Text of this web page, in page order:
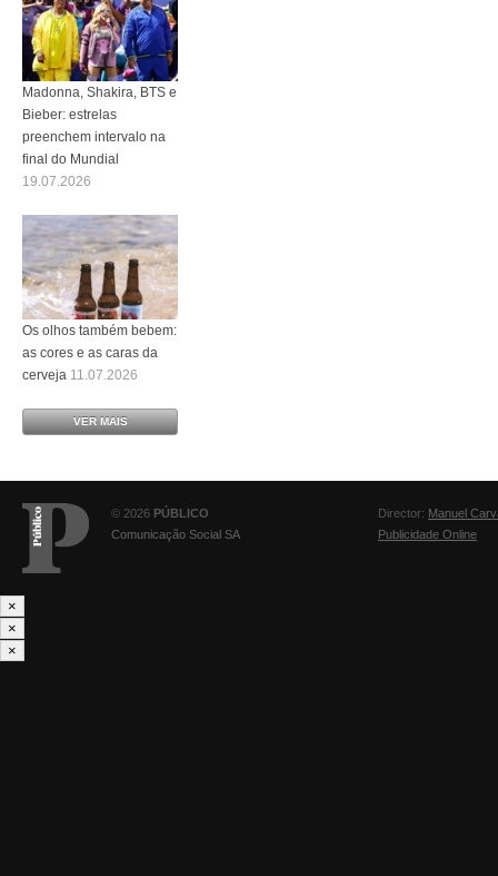
Madonna, Shakira, BTS e
Bieber: estrelas
preenchem intervalo na
final do Mundial
19.07.2026
Os olhos também bebem:
as cores e as caras da
cerveja 11.07.2026
VER MAIS
© 2026 PÚBLICO
Comunicação Social SA
Director: Manuel
Publicidade Online
×
×
×